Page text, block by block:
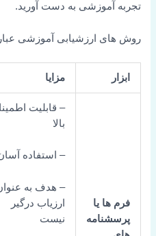
به دست آورید.
ارزشیابی آموزشی عبارتند از:
– قابلیت اطمینان
– استفاده آسان
– هدف به عنوان
ارزیاب درگیر
نیست
–